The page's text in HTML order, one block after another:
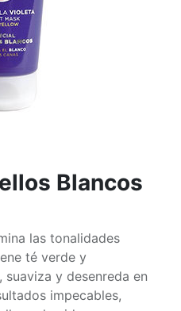
Blancos
las tonalidades
té verde y
y desenreda en
impecables,